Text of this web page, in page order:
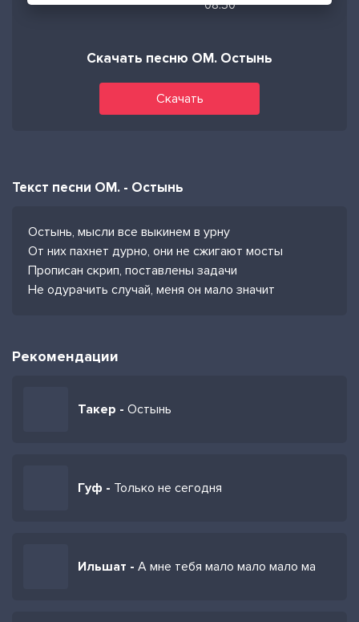
08:50
Скачать песню ОМ. Остынь
Скачать
Текст песни ОМ. - Остынь
Остынь, мысли все выкинем в урну
От них пахнет дурно, они не сжигают мосты
Прописан скрип, поставлены задачи
Не одурачить случай, меня он мало значит
Рекомендации
Такер - Остынь
Гуф - Только не сегодня
Ильшат - А мне тебя мало мало мало ма